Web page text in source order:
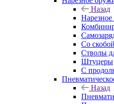
Назад
Со
Стволы
Штуцеры
С
Назад